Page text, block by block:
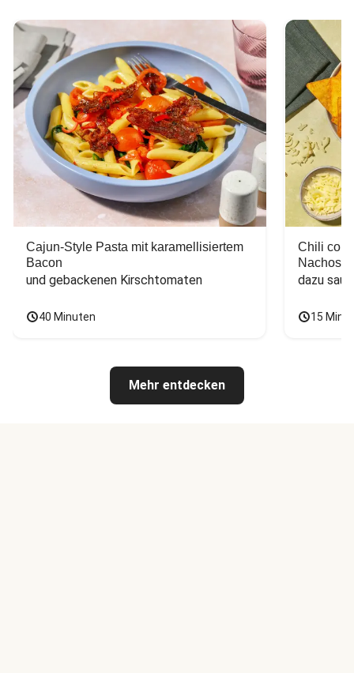
Cajun-Style Pasta mit karamellisiertem
Bacon
und gebackenen Kirschtomaten
40 Minuten
Chili con
Nachos
dazu
15
Mehr entdecken